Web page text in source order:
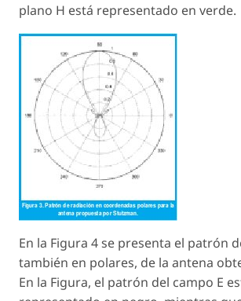
plano H está representado en verde.
En la Figura 4 se presenta el patrón
también en polares, de la antena
En la Figura, el patrón del campo E